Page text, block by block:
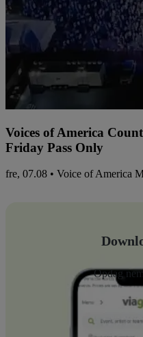
Voices of America
Friday Pass Only
fre, 07.08 • Voice of America
Opdag